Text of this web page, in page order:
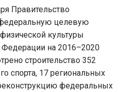
Правительство
целевую
культуры
Федерации на 2016–2020
строительство 352
спорта, 17 региональных
федеральных